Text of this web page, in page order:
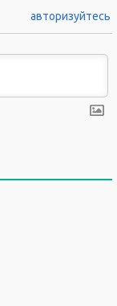
авторизуйтесь